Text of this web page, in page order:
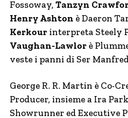
Fossoway, Tanzyn
Henry Ashton è Daeron
Kerkour interpreta Steely
Vaughan-Lawlor è
veste i panni di Ser
George R. R. Martin è Co-
Producer, insieme a Ira
Showrunner ed Executive